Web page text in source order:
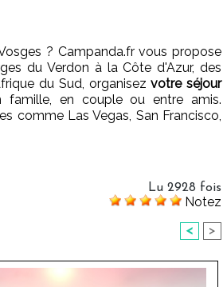
? Campanda.fr vous propose
du Verdon à la Côte d'Azur, des
du Sud, organisezvotre séjour
en couple ou entre amis.
comme Las Vegas, San Francisco,
Lu 2928 fois
Notez
< >